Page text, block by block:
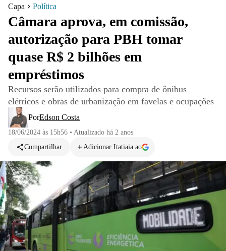
Capa Política
Câmara aprova, em comissão,
autorização para PBH tomar
quase R$ 2 bilhões em
empréstimos
Recursos serão utilizados para compra de ônibus
elétricos e obras de urbanização em favelas e ocupações
PorEdson Costa
18/06/2024 às 15h56 • Atualizado há 2 anos
Compartilhar
Adicionar Itatiaia ao